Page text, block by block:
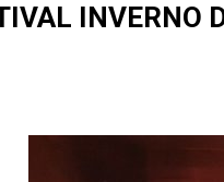
INVERNO